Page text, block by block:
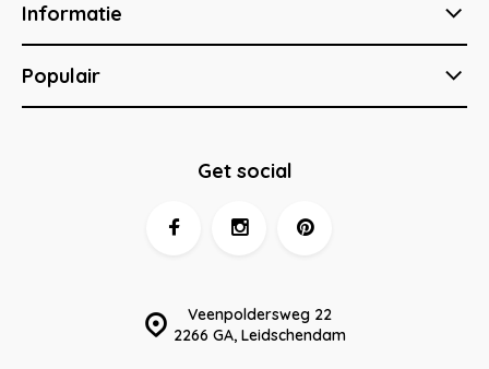
Informatie
Populair
Veenpoldersweg 22
2266 GA, Leidschendam
Get social